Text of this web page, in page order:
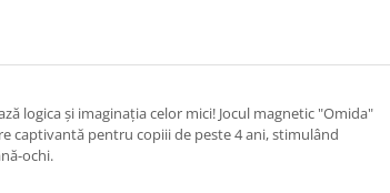
logica și imaginația celor mici! Jocul magnetic "Omida"
captivantă pentru copiii de peste 4 ani, stimulând
ochi.